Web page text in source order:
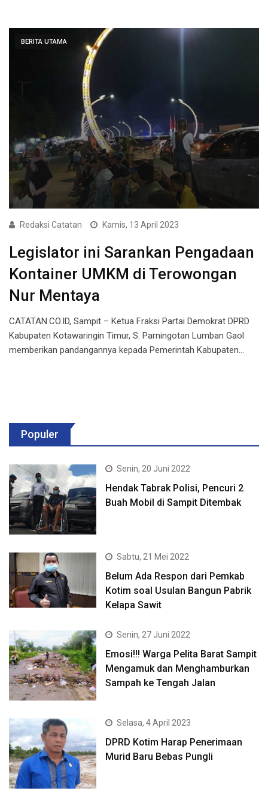
BERITA UTAMA
Redaksi Catatan Kamis, 13 April 2023
Legislator ini Sarankan Pengadaan
Kontainer UMKM di Terowongan
Nur Mentaya
CATATAN.CO.ID, Sampit – Ketua Fraksi Partai Demokrat DPRD
Kabupaten Kotawaringin Timur, S. Parningotan Lumban Gaol
memberikan pandangannya kepada Pemerintah Kabupaten…
Populer
Senin, 20 Juni 2022
Hendak Tabrak Polisi, Pencuri 2
Buah Mobil di Sampit Ditembak
Sabtu, 21 Mei 2022
Belum Ada Respon dari Pemkab
Kotim soal Usulan Bangun Pabrik
Kelapa Sawit
Senin, 27 Juni 2022
Emosi!!! Warga Pelita Barat Sampit
Mengamuk dan Menghamburkan
Sampah ke Tengah Jalan
Selasa, 4 April 2023
DPRD Kotim Harap Penerimaan
Murid Baru Bebas Pungli